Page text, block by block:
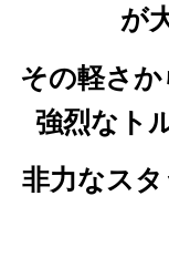
が
その軽さ
強烈なト
非力なス